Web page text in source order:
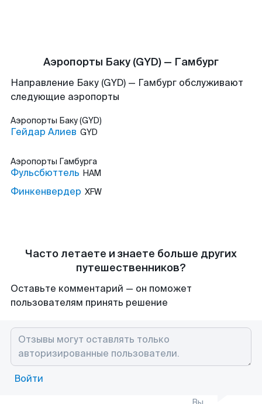
Аэропорты Баку (GYD) — Гамбург
Направление Баку (GYD) — Гамбург обслуживают
следующие аэропорты
Аэропорты Баку (GYD)
Гейдар Алиев GYD
Аэропорты Гамбурга
Фульсбюттель HAM
Финкенвердер XFW
Часто летаете и знаете больше других
путешественников?
Оставьте комментарий — он поможет
пользователям принять решение
Войти